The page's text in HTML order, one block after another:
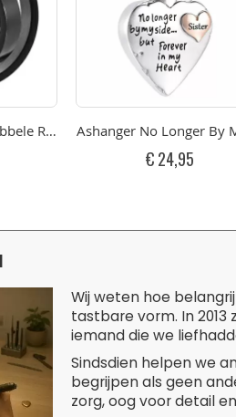
Ringen Hartje - Sister RVS (incl.
Ashanger No Longer By
€ 24,95
Wij weten hoe
tastbare vorm. In
iemand die we
Sindsdien helpen we
begrijpen als geen
zorg, oog voor detail